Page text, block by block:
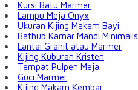
Kursi Batu Marmer
Lampu Meja Onyx
Ukuran Kijing Makam Bayi
Bathub Kamar Mandi Minimalis
Lantai Granit atau Marmer
Kijing Kuburan Kristen
Tempat Pulpen Meja
Guci Marmer
Kijing Makam Kembar